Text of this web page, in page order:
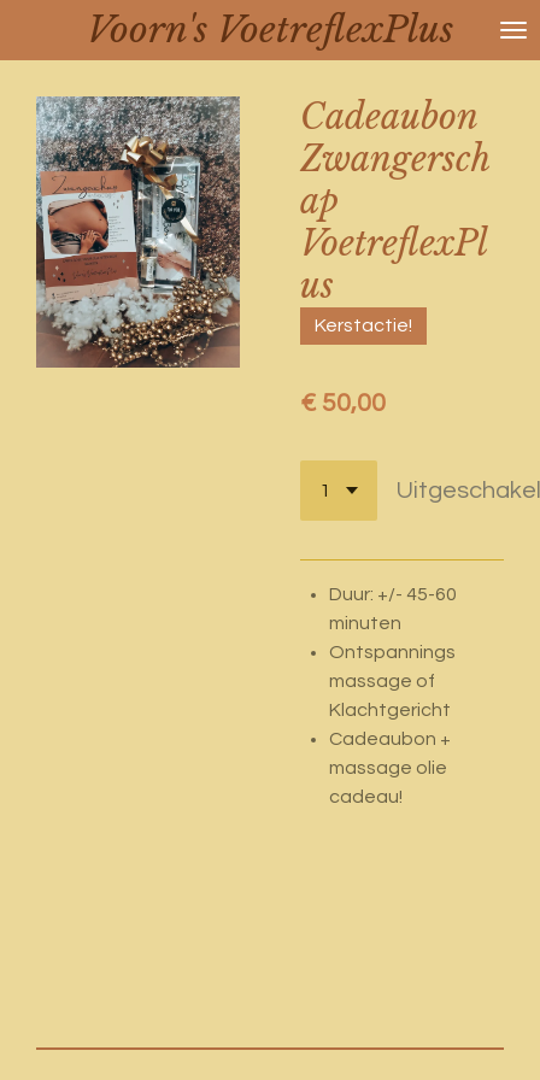
hoofdinhoud
Voorn's VoetreflexPlus
Cadeaubon
Zwangersch
ap
VoetreflexPl
us
Kerstactie!
€ 50,00
Duur: +/- 45-60
minuten
Ontspannings
massage of
Klachtgericht
Cadeaubon +
massage olie
cadeau!